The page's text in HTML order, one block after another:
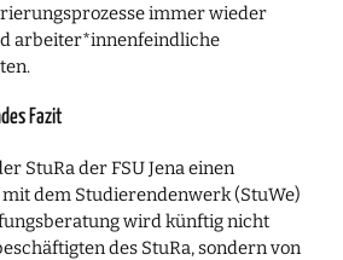
immer wieder
arbeiter*innenfeindliche
Fazit
StuRa der FSU Jena einen
dem Studierendenwerk (StuWe)
wird künftig nicht
des StuRa, sondern von